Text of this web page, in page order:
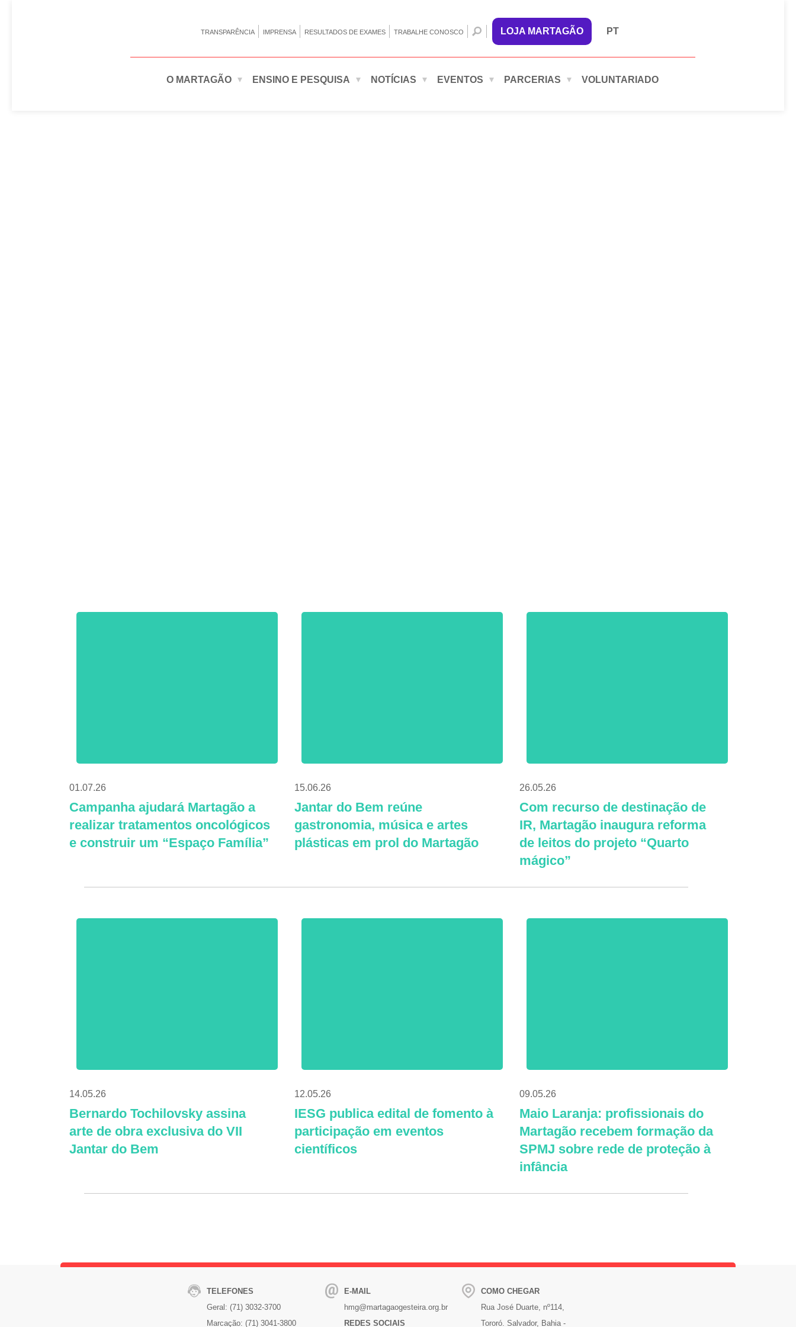
TRANSPARÊNCIA IMPRENSA RESULTADOS DE EXAMES TRABALHE CONOSCO LOJA MARTAGÃO PT
O MARTAGÃO ENSINO E PESQUISA NOTÍCIAS EVENTOS PARCERIAS VOLUNTARIADO
01.07.26
Campanha ajudará Martagão a
realizar tratamentos oncológicos
e construir um “Espaço Família”
15.06.26
Jantar do Bem reúne
gastronomia, música e artes
plásticas em prol do Martagão
26.05.26
Com recurso de destinação de
IR, Martagão inaugura reforma
de leitos do projeto “Quarto
mágico”
14.05.26
Bernardo Tochilovsky assina
arte de obra exclusiva do VII
Jantar do Bem
12.05.26
IESG publica edital de fomento à
participação em eventos
científicos
09.05.26
Maio Laranja: profissionais do
Martagão recebem formação da
SPMJ sobre rede de proteção à
infância
TELEFONES
Geral: (71) 3032-3700
Marcação: (71) 3041-3800
E-MAIL
hmg@martagaogesteira.org.br
REDES SOCIAIS
COMO CHEGAR
Rua José Duarte, nº114,
Tororó. Salvador, Bahia -